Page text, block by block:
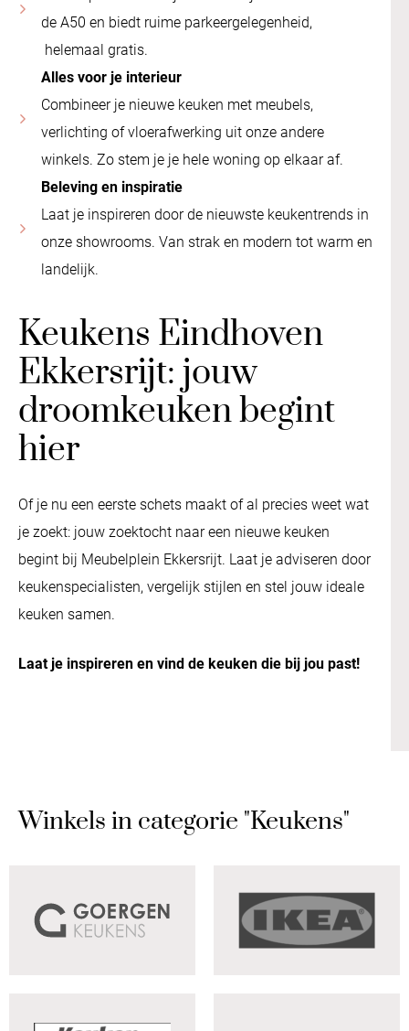
de A50 en biedt ruime parkeergelegenheid,
helemaal gratis.
Alles voor je interieur
Combineer je nieuwe keuken met meubels,
verlichting of vloerafwerking uit onze andere
winkels. Zo stem je je hele woning op elkaar af.
Beleving en inspiratie
Laat je inspireren door de nieuwste keukentrends in
onze showrooms. Van strak en modern tot warm en
landelijk.
Keukens Eindhoven
Ekkersrijt: jouw
droomkeuken begint
hier
Of je nu een eerste schets maakt of al precies weet wat
je zoekt: jouw zoektocht naar een nieuwe keuken
begint bij Meubelplein Ekkersrijt. Laat je adviseren door
keukenspecialisten, vergelijk stijlen en stel jouw ideale
keuken samen.
Laat je inspireren en vind de keuken die bij jou past!
Winkels in categorie "Keukens"